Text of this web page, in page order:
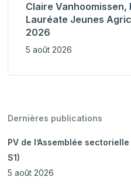
Claire
Lauréate Jeunes
2026
5 août 2026
Dernières publications
PV de l’Assemblée
S1)
5 août 2026